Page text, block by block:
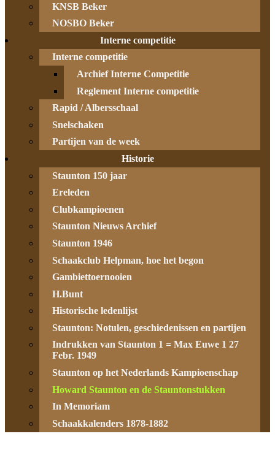
KNSB Beker
NOSBO Beker
Interne competitie
Interne competitie
Archief Interne Competitie
Reglement Interne competitie
Rapid / Albersschaal
Snelschaken
Partijen van de week
Historie
Staunton 150 jaar
Ereleden
Clubkampioenen
Staunton Nieuws Archief
Staunton 1946
Schaakclub Helpman, hoe het begon
Gambiettoernooien
H.Bunt
Historische ledenlijst
Staunton: Notulen, geschiedenissen en partijen
Indrukken van Staunton 1 = Max Euwe 1 27
Febr. 1949
Staunton op het Nederlands Kampioenschap
Howard Staunton en de Stauntonstukken
In Memoriam
Schaakkalenders 1878-1882